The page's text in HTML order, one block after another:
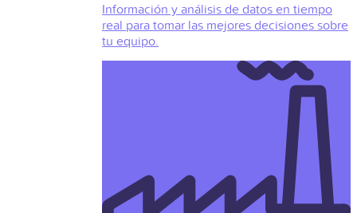
Información y análisis de datos en tiempo
real para tomar las mejores decisiones sobre
tu equipo.